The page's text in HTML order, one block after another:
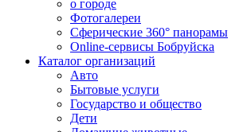
о городе
Фотогалереи
Сферические 360° панорамы
Online-сервисы Бобруйска
Каталог организаций
Авто
Бытовые услуги
Государство и общество
Дети